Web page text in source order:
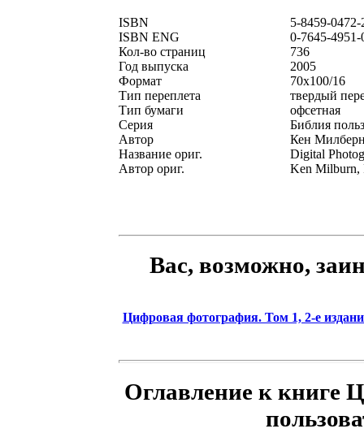
ISBN
5-8459-0472-
ISBN ENG
0-7645-4951-
Кол-во страниц
736
Год выпуска
2005
Формат
70x100/16
Тип переплета
твердый
Тип бумаги
офсетная
Серия
Библия
Автор
Кен
Название ориг.
Digital
Автор ориг.
Ken Milburn,
Вас, возможно,
Цифровая фотография. Том 1, 2-е
Оглавление к книге